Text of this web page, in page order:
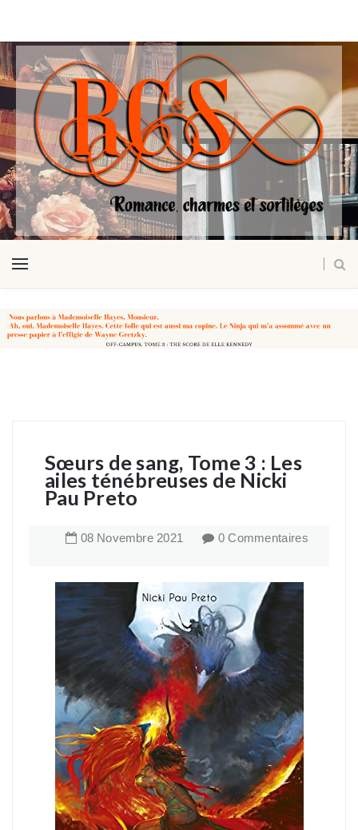
Sœurs de sang, Tome 3 : Les
ailes ténébreuses de Nicki
Pau Preto
08 Novembre 2021 0 Commentaires